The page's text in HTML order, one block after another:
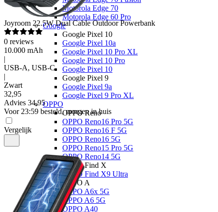
Motorola Edge 70
Motorola Edge 60 Pro
Google
Google Pixel 10
Google Pixel 10a
Google Pixel 10 Pro XL
Google Pixel 10 Pro
Google Pixel 10
Google Pixel 9
Google Pixel 9a
Google Pixel 9 Pro XL
OPPO
OPPO Reno
OPPO Reno16 Pro 5G
OPPO Reno16 F 5G
OPPO Reno16 5G
OPPO Reno15 Pro 5G
OPPO Reno14 5G
OPPO Find X
OPPO Find X9 Ultra
OPPO A
OPPO A6x 5G
OPPO A6 5G
OPPO A40
Joyroom 22.5W Dual Cable Outdoor Powerbank
0 reviews
10.000 mAh
|
USB-A, USB-C
|
Zwart
32,95
Advies 34,95
Voor 23:59 besteld, morgen in huis
Vergelijk